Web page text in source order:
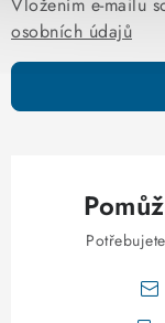
osobních údajů